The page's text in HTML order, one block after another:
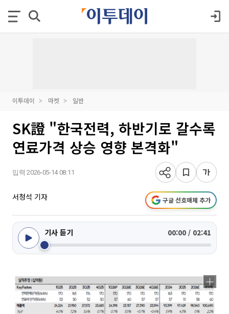
이투데이 마켓 일반
SK證 "한국전력, 하반기로 갈수록
연료가격 상승 영향 본격화"
입력 2026-05-14 08:11
서청석 기자 구글 선호매체 추가
기사 듣기 00:00 / 02:41